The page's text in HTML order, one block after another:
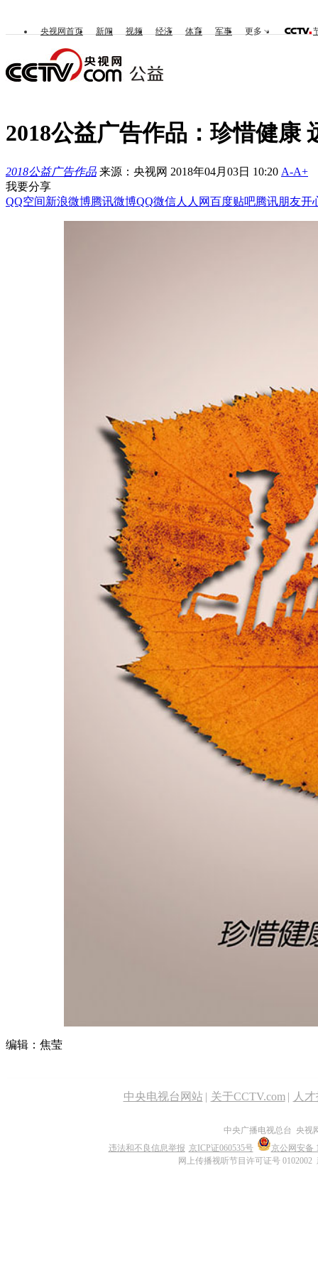
央视网首页 新闻 视频 经济 体育 军事 更多
2018公益广告作品：珍惜健康
2018公益广告作品 来源：央视网 2018年04月03日 10:20 A-A+
我要分享
QQ空间新浪微博腾讯微博QQ微信人人网百度贴吧腾讯朋友开
编辑：焦莹
中央电视台网站 关于CCTV.com 人
中央广播电视总台 央视
违法和不良信息举报 京ICP证060535号
京公网安备
网上传播视听节目许可证号 0102002